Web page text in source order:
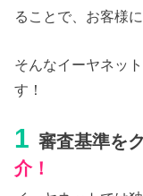
ることで、お客様
そんなイーヤネッ
す！
1 審査基準を
介！